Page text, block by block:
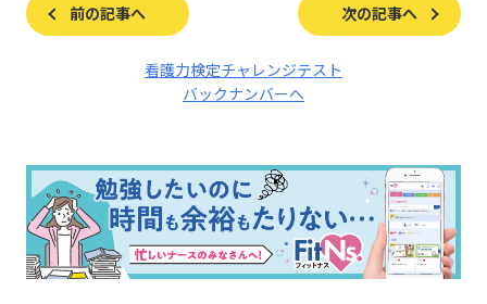
前の記事へ 次の記事へ
看護力検定チャレンジテスト
バックナンバーへ